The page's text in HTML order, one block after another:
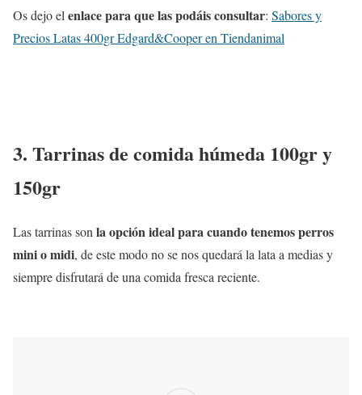
Os dejo el enlace para que las podáis consultar: Sabores y
Precios Latas 400gr Edgard&Cooper en Tiendanimal
3. Tarrinas de comida húmeda 100gr y
150gr
Las tarrinas son la opción ideal para cuando tenemos perros
mini o midi, de este modo no se nos quedará la lata a medias y
siempre disfrutará de una comida fresca reciente.